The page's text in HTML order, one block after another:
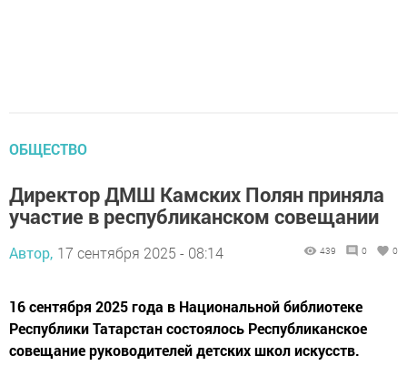
ОБЩЕСТВО
Директор ДМШ Камских Полян приняла
участие в республиканском совещании
Автор, 17 сентября 2025 - 08:14 439 0 0
16 сентября 2025 года в Национальной библиотеке
Республики Татарстан состоялось Республиканское
совещание руководителей детских школ искусств.